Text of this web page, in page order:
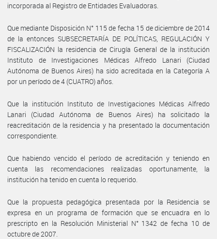
incorporada al Registro de Entidades Evaluadoras.
Que mediante Disposición N° 115 de fecha 15 de diciembre de 2014
de la entonces SUBSECRETARÍA DE POLÍTICAS, REGULACIÓN Y
FISCALIZACIÓN la residencia de Cirugía General de la institución
Instituto de Investigaciones Médicas Alfredo Lanari (Ciudad
Autónoma de Buenos Aires) ha sido acreditada en la Categoría A
por un período de 4 (CUATRO) años.
Que la institución Instituto de Investigaciones Médicas Alfredo
Lanari (Ciudad Autónoma de Buenos Aires) ha solicitado la
reacreditación de la residencia y ha presentado la documentación
correspondiente.
Que habiendo vencido el período de acreditación y teniendo en
cuenta las recomendaciones realizadas oportunamente, la
institución ha tenido en cuenta lo requerido.
Que la propuesta pedagógica presentada por la Residencia se
expresa en un programa de formación que se encuadra en lo
prescripto en la Resolución Ministerial N° 1342 de fecha 10 de
octubre de 2007.